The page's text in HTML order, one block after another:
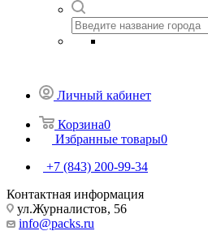
Личный кабинет
Корзина0
Избранные товары0
+7 (843) 200-99-34
Контактная информация
ул.Журналистов, 56
info@packs.ru